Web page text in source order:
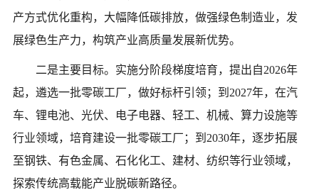
产方式优化重构，大幅降低碳排放，做强绿色制造业，发
展绿色生产力，构筑产业高质量发展新优势。
二是主要目标。实施分阶段梯度培育，提出自2026年
起，遴选一批零碳工厂，做好标杆引领；到2027年，在汽
车、锂电池、光伏、电子电器、轻工、机械、算力设施等
行业领域，培育建设一批零碳工厂；到2030年，逐步拓展
至钢铁、有色金属、石化化工、建材、纺织等行业领域，
探索传统高载能产业脱碳新路径。